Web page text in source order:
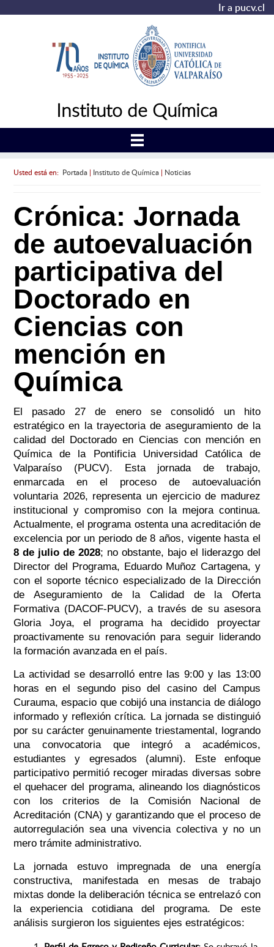
Ir a pucv.cl
Instituto de Química
Usted está en: Portada| Instituto de Química| Noticias
Crónica: Jornada
de autoevaluación
participativa del
Doctorado en
Ciencias con
mención en
Química
El pasado 27 de enero se consolidó un hito
estratégico en la trayectoria de aseguramiento de la
calidad del Doctorado en Ciencias con mención en
Química de la Pontificia Universidad Católica de
Valparaíso (PUCV). Esta jornada de trabajo,
enmarcada en el proceso de autoevaluación
voluntaria 2026, representa un ejercicio de madurez
institucional y compromiso con la mejora continua.
Actualmente, el programa ostenta una acreditación de
excelencia por un periodo de 8 años, vigente hasta el
8 de julio de 2028; no obstante, bajo el liderazgo del
Director del Programa, Eduardo Muñoz Cartagena, y
con el soporte técnico especializado de la Dirección
de Aseguramiento de la Calidad de la Oferta
Formativa (DACOF-PUCV), a través de su asesora
Gloria Joya, el programa ha decidido proyectar
proactivamente su renovación para seguir liderando
la formación avanzada en el país.
La actividad se desarrolló entre las 9:00 y las 13:00
horas en el segundo piso del casino del Campus
Curauma, espacio que cobijó una instancia de diálogo
informado y reflexión crítica. La jornada se distinguió
por su carácter genuinamente triestamental, logrando
una convocatoria que integró a académicos,
estudiantes y egresados (alumni). Este enfoque
participativo permitió recoger miradas diversas sobre
el quehacer del programa, alineando los diagnósticos
con los criterios de la Comisión Nacional de
Acreditación (CNA) y garantizando que el proceso de
autorregulación sea una vivencia colectiva y no un
mero trámite administrativo.
La jornada estuvo impregnada de una energía
constructiva, manifestada en mesas de trabajo
mixtas donde la deliberación técnica se entrelazó con
la experiencia cotidiana del programa. De este
análisis surgieron los siguientes ejes estratégicos: